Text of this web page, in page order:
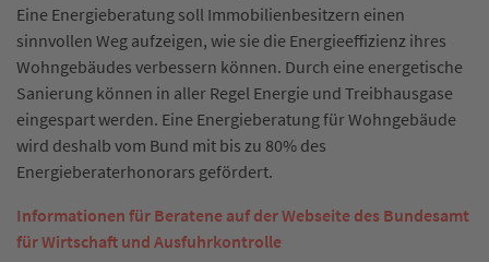
Eine Energieberatung soll Immobilienbesitzern einen
sinnvollen Weg aufzeigen, wie sie die Energieeffizienz ihres
Wohngebäudes verbessern können. Durch eine energetische
Sanierung können in aller Regel Energie und Treibhausgase
eingespart werden. Eine Energieberatung für Wohngebäude
wird deshalb vom Bund mit bis zu 80% des
Energieberaterhonorars gefördert.
Informationen für Beratene auf der Webseite des Bundesamt
für Wirtschaft und Ausfuhrkontrolle